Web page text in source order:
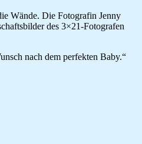
Wände. Die Fotografin Jenny
des 3×21-Fotografen
nach dem perfekten Baby.“